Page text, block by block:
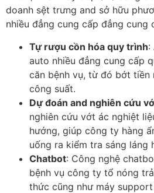
doanh sệt trưng and sở hữu
nhiều đẳng cung cấp đẳng cung
Tự rượu cồn hóa quy trình:
auto nhiều đẳng cung cấp
căn bệnh vụ, từ đó bớt tiền
công suất.
Dự đoán and nghiên cứu
nghiên cứu vớt ác nghiệt
hướng, giúp công ty hàng
uống ra kiểm tra sáng láng
Chatbot: Công nghệ
bệnh vụ công ty tổ nóng
thức cũng như máy